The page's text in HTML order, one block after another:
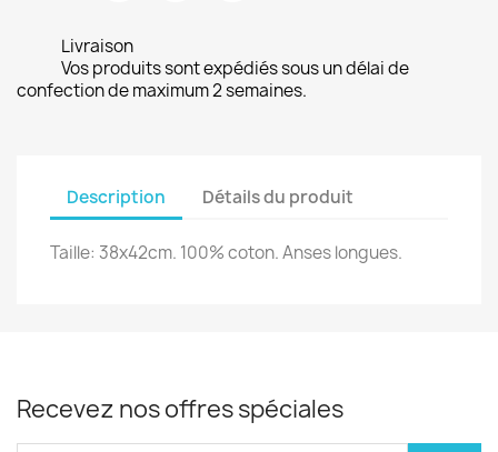
Livraison
Vos produits sont expédiés sous un délai de
confection de maximum 2 semaines.
Description Détails du produit
Taille: 38x42cm. 100% coton. Anses longues.
Recevez nos offres spéciales